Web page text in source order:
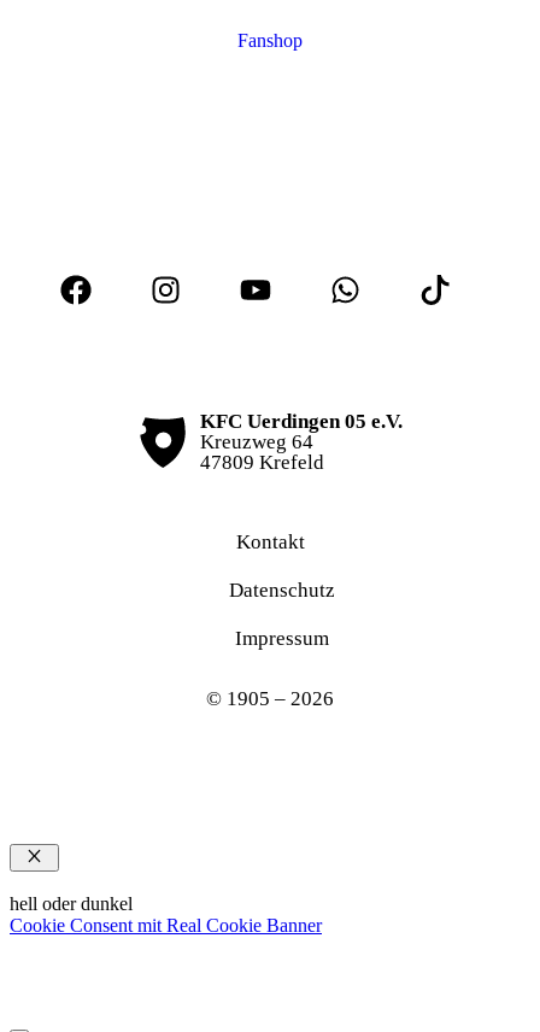
Fanshop
KFC Uerdingen 05 e.V.
Kreuzweg 64
47809 Krefeld
Kontakt
Datenschutz
Impressum
© 1905 – 2026
Schließen
hell oder dunkel
Cookie Consent mit Real Cookie Banner